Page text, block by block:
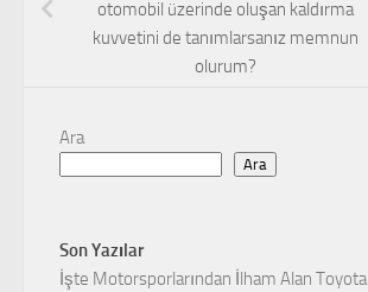
otomobil üzerinde oluşan kaldırma
kuvvetini de tanımlarsanız memnun
olurum?
Ara
Ara
Son Yazılar
İşte Motorsporlarından İlham Alan Toyota